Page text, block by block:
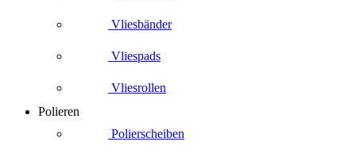
Vliesbänder
Vliespads
Vliesrollen
Polieren
Polierscheiben